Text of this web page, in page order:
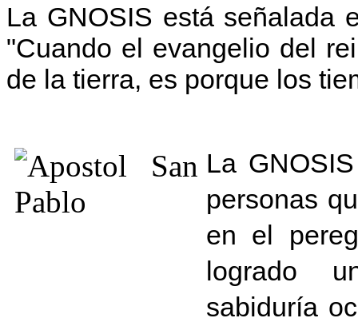
La GNOSIS está señalada
"Cuando el evangelio del
de la tierra, es porque los
La
personas
en el
logrado
sabiduría